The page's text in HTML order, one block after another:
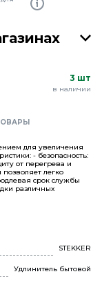
3 шт
в наличии
для увеличения
- безопасность:
от перегрева и
легко
срок службы
различных
STEKKER
Удлинитель бытовой